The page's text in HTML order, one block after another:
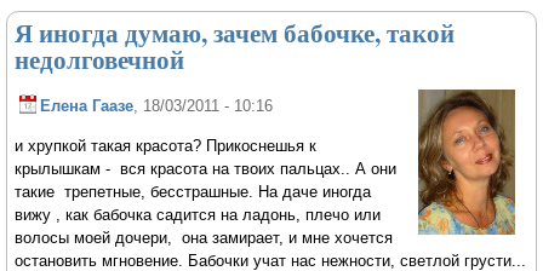
Я иногда думаю, зачем бабочке, такой
недолговечной
Елена Гаазе , 18/03/2011 - 10:16
и хрупкой такая красота? Прикоснешья к
крылышкам - вся красота на твоих пальцах.. А они
такие трепетные, бесстрашные. На даче иногда
вижу , как бабочка садится на ладонь, плечо или
волосы моей дочери, она замирает, и мне хочется
остановить мгновение. Бабочки учат нас нежности, светлой грусти...